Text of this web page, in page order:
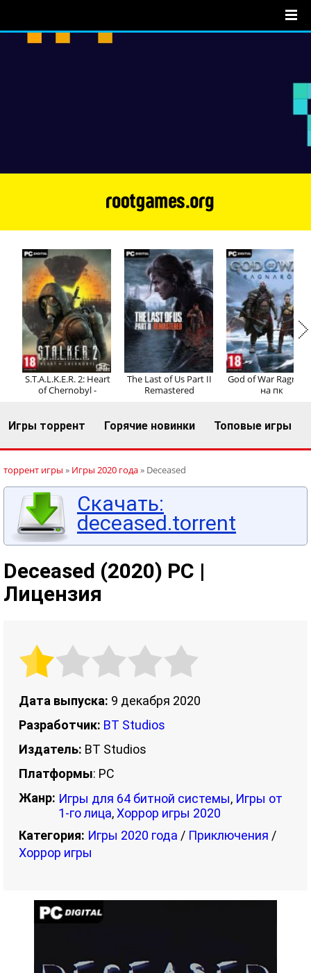
Регистрация Вход
S.T.A.L.K.E.R. 2: Heart
of Chernobyl -
The Last of Us Part II
Remastered
God of War
на пк
Игры торрент Горячие новинки Топовые игры
торрент игры » Игры 2020 года» Deceased
Скачать:
deceased.torrent
Deceased (2020) PC |
Лицензия
Дата выпуска: 9 декабря 2020
Разработчик: BT Studios
Издатель: BT Studios
Платформы: PC
Жанр: Игры для 64 битной системы, Игры от
1-го лица,Хоррор игры 2020
Категория: Игры 2020 года / Приключения /
Хоррор игры